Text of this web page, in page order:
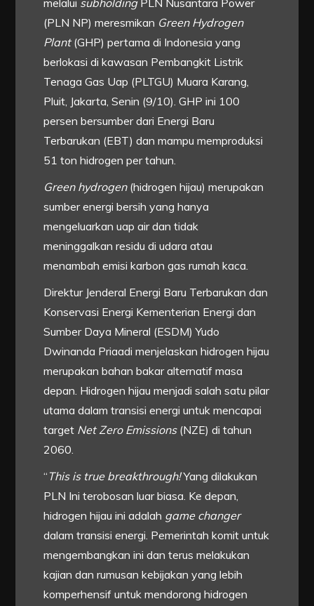
melalui subholdingPLN Nusantara Power
(PLN NP) meresmikan Green Hydrogen
Plant(GHP) pertama di Indonesia yang
berlokasi di kawasan Pembangkit Listrik
Tenaga Gas Uap (PLTGU) Muara Karang,
Pluit, Jakarta, Senin (9/10). GHP ini 100
persen bersumber dari Energi Baru
Terbarukan (EBT) dan mampu memproduksi
51 ton hidrogen per tahun.
Green hydrogen(hidrogen hijau) merupakan
sumber energi bersih yang hanya
mengeluarkan uap air dan tidak
meninggalkan residu di udara atau
menambah emisi karbon gas rumah kaca.
Direktur Jenderal Energi Baru Terbarukan dan
Konservasi Energi Kementerian Energi dan
Sumber Daya Mineral (ESDM) Yudo
Dwinanda Priaadi menjelaskan hidrogen hijau
merupakan bahan bakar alternatif masa
depan. Hidrogen hijau menjadi salah satu pilar
utama dalam transisi energi untuk mencapai
target Net Zero Emissions(NZE) di tahun
2060.
“ This is true breakthrough!Yang dilakukan
PLN Ini terobosan luar biasa. Ke depan,
hidrogen hijau ini adalah game changer
dalam transisi energi. Pemerintah komit untuk
mengembangkan ini dan terus melakukan
kajian dan rumusan kebijakan yang lebih
komperhensif untuk mendorong hidrogen